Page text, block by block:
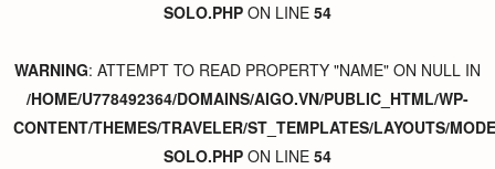
SOLO.PHP ON LINE 54
WARNING: ATTEMPT TO READ PROPERTY "NAME" ON NULL IN
/HOME/U778492364/DOMAINS/AIGO.VN/PUBLIC_HTML/WP-
CONTENT/THEMES/TRAVELER/ST_TEMPLATES/LAYOUTS/
SOLO.PHP ON LINE 54